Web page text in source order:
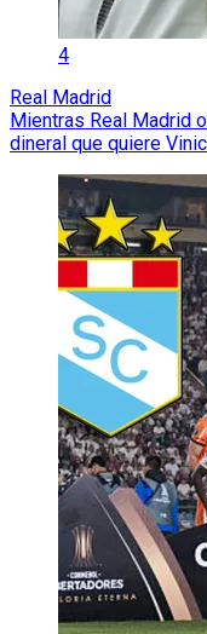
4
Real Madrid
Mientras Real Madrid
dineral que quiere